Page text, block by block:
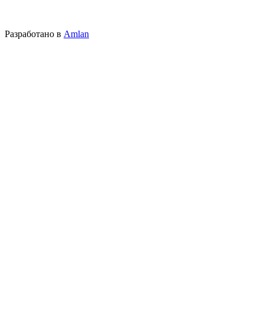
Разработано в Amlan